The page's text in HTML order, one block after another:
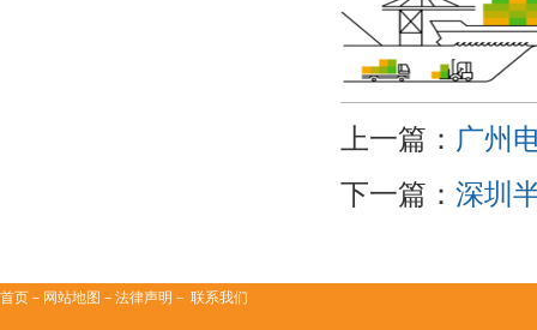
上一篇： 广州
下一篇： 深圳
首页 － 网站地图 －法律声明－ 联系我们